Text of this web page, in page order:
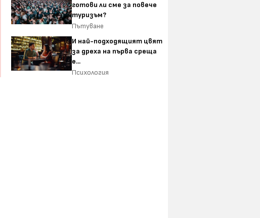
готови ли сме за повече
туризъм?
Пътуване
И най-подходящият цвят
за дреха на първа среща
е...
Психология